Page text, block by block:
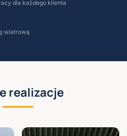
dla każdego klienta
wiatrową
realizacje